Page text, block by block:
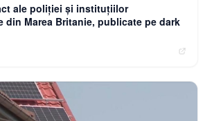
ale poliției și instituțiilor
din Marea Britanie, publicate pe dark